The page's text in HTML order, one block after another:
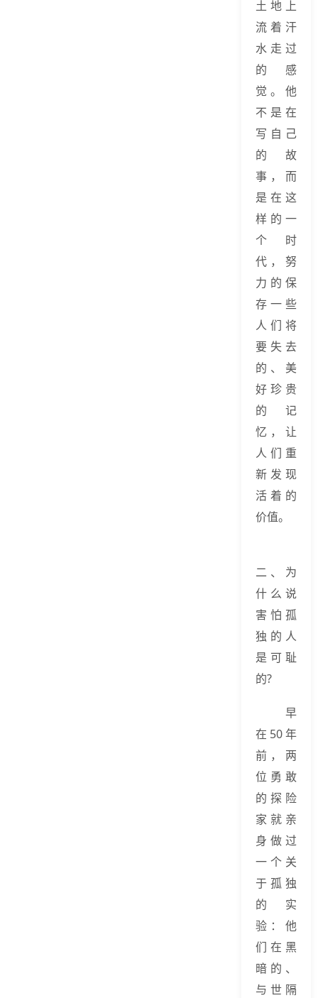
土地上
流着汗
水走过
的感
觉。他
不是在
写自己
的故
事，而
是在这
样的一
个时
代，努
力的保
存一些
人们将
要失去
的、美
好珍贵
的记
忆，让
人们重
新发现
活着的
价值。
二、为
什么说
害怕孤
独的人
是可耻
的?
早
在50年
前，两
位勇敢
的探险
家就亲
身做过
一个关
于孤独
的实
验：他
们在黑
暗的、
与世隔